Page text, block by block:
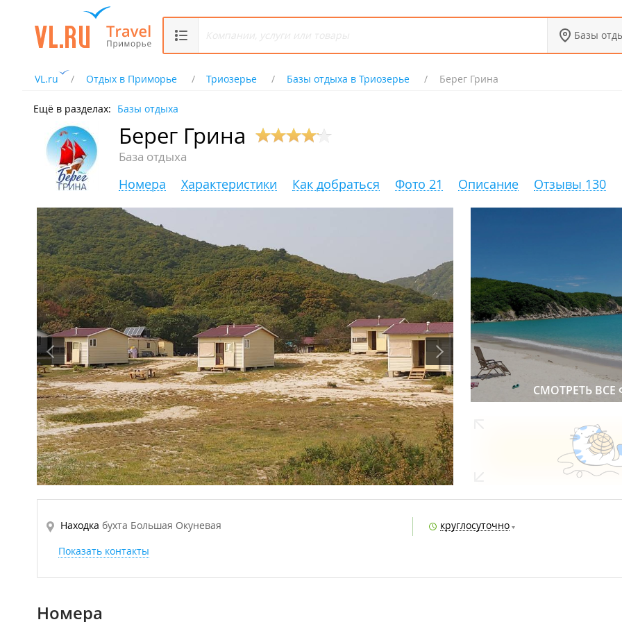
Базы
VL.ru Отдых в Приморье Триозерье Базы отдыха в Триозерье Берег Грина
Ещё в разделах: Базы отдыха
Берег Грина
База отдыха
Номера Характеристики Как добраться Фото 21 Описание Отзывы 130
СМОТРЕТЬ ВСЕ
Находка бухта Большая Окуневая
круглосуточно
Показать контакты
Номера